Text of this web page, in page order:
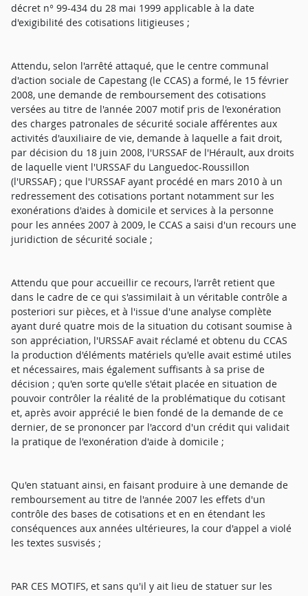
décret n° 99-434 du 28 mai 1999 applicable à la date
d'exigibilité des cotisations litigieuses ;
Attendu, selon l'arrêté attaqué, que le centre communal
d'action sociale de Capestang (le CCAS) a formé, le 15 février
2008, une demande de remboursement des cotisations
versées au titre de l'année 2007 motif pris de l'exonération
des charges patronales de sécurité sociale afférentes aux
activités d'auxiliaire de vie, demande à laquelle a fait droit,
par décision du 18 juin 2008, l'URSSAF de l'Hérault, aux droits
de laquelle vient l'URSSAF du Languedoc-Roussillon
(l'URSSAF) ; que l'URSSAF ayant procédé en mars 2010 à un
redressement des cotisations portant notamment sur les
exonérations d'aides à domicile et services à la personne
pour les années 2007 à 2009, le CCAS a saisi d'un recours une
juridiction de sécurité sociale ;
Attendu que pour accueillir ce recours, l'arrêt retient que
dans le cadre de ce qui s'assimilait à un véritable contrôle a
posteriori sur pièces, et à l'issue d'une analyse complète
ayant duré quatre mois de la situation du cotisant soumise à
son appréciation, l'URSSAF avait réclamé et obtenu du CCAS
la production d'éléments matériels qu'elle avait estimé utiles
et nécessaires, mais également suffisants à sa prise de
décision ; qu'en sorte qu'elle s'était placée en situation de
pouvoir contrôler la réalité de la problématique du cotisant
et, après avoir apprécié le bien fondé de la demande de ce
dernier, de se prononcer par l'accord d'un crédit qui validait
la pratique de l'exonération d'aide à domicile ;
Qu'en statuant ainsi, en faisant produire à une demande de
remboursement au titre de l'année 2007 les effets d'un
contrôle des bases de cotisations et en en étendant les
conséquences aux années ultérieures, la cour d'appel a violé
les textes susvisés ;
PAR CES MOTIFS, et sans qu'il y ait lieu de statuer sur les